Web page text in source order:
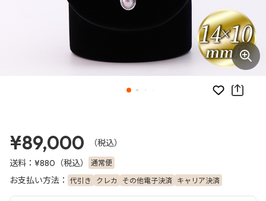
お気に入り
¥89,000
（税込）
送料： ¥880 （税込） 通常便
お支払い方法： 代引き クレカ その他電子決済 キャリア決済